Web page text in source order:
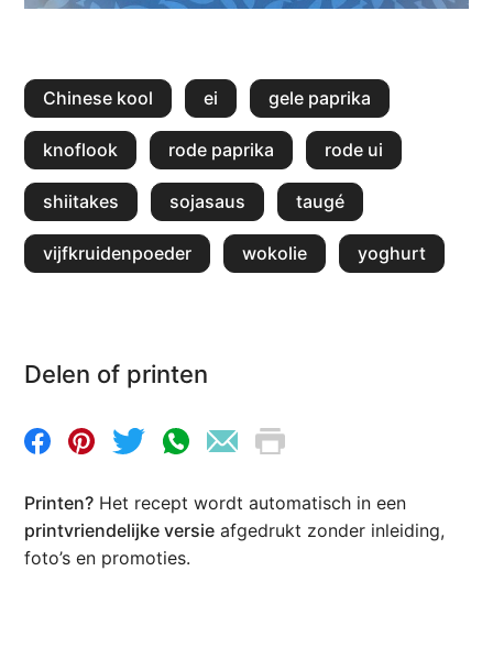
Chinese kool ei gele paprika
knoflook rode paprika rode ui
shiitakes sojasaus taugé
vijfkruidenpoeder wokolie yoghurt
Delen of printen
Printen? Het recept wordt automatisch in een
printvriendelijke versie afgedrukt zonder inleiding,
foto’s en promoties.